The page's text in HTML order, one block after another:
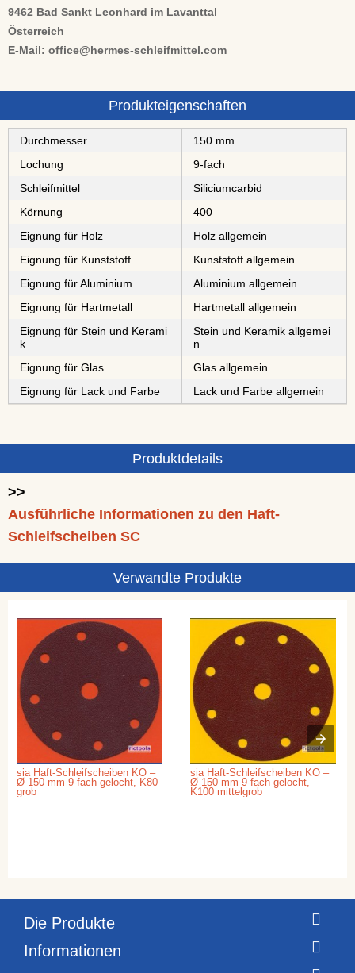
9462 Bad Sankt Leonhard im Lavanttal
Österreich
E-Mail: office@hermes-schleifmittel.com
Produkteigenschaften
Durchmesser
150 mm
Lochung
9-fach
Schleifmittel
⁠⁠⁠⁠⁠⁠⁠⁠Siliciumcarbid
Körnung
400
Eignung für Holz
Holz allgemein
Eignung für Kunststoff
Kunststoff allgemein
Eignung für Aluminium
Aluminium allgemein
Eignung für Hartmetall
Hartmetall allgemein
Eignung für Stein und Kerami
k
Stein und Keramik allgemei
n
Eignung für Glas
Glas allgemein
Eignung für Lack und Farbe
Lack und Farbe allgemein
Produktdetails
>>
Ausführliche Informationen zu den Haft-
Schleifscheiben SC
Verwandte Produkte
sia Haft-Schleifscheiben KO –
Ø 150 mm 9-fach gelocht, K80
grob
sia Haft-Schleifscheiben KO –
Ø 150 mm 9-fach gelocht,
K100 mittelgrob
Die Produkte
Informationen